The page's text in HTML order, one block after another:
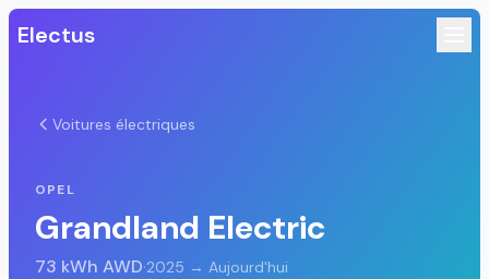
Electus
Voitures électriques
OPEL
Grandland Electric
73 kWh AWD·2025 → Aujourd'hui